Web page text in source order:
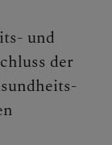
und
der